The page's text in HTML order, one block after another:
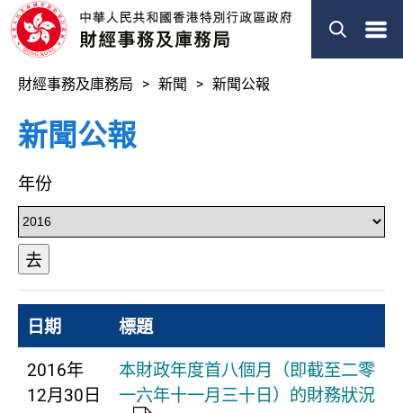
菜
財經事務及庫務局 新聞 新聞公報
新聞公報
年份
去
日期 標題
2016年
12月30日
本財政年度首八個月（即截至二零
一六年十一月三十日）的財務狀況